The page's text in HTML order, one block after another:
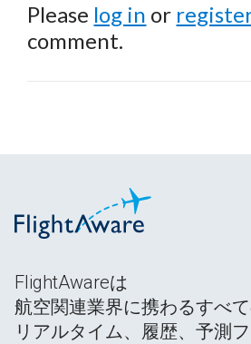
Please log in or
comment.
FlightAwareは
航空関連業界に携わるすべ
リアルタイム、履歴、予測